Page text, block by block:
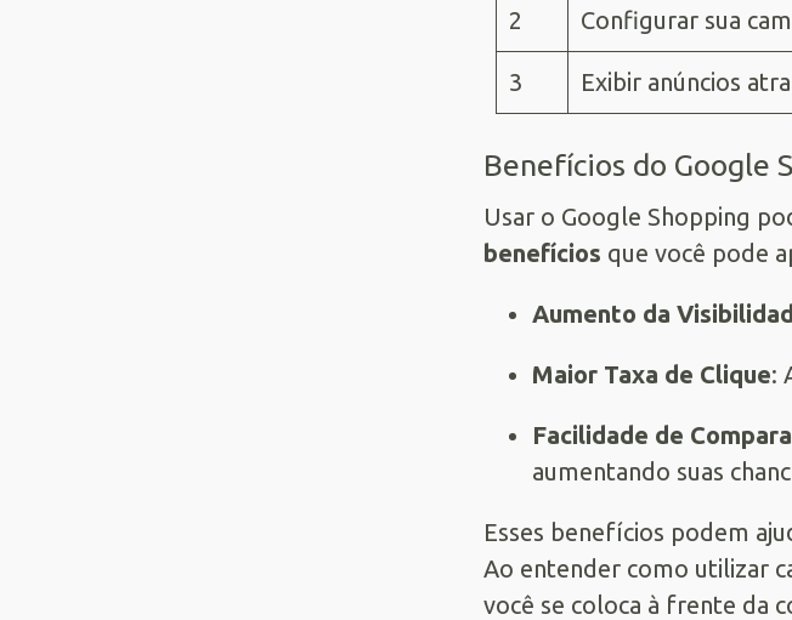
2 Configurar sua
3 Exibir anúncios
Benefícios do Google
Usar o Google Shopping
benefícios que você pode
Aumento da
Maior Taxa de Clique:
Facilidade de
aumentando suas
Esses benefícios podem
Ao entender como utilizar
você se coloca à frente da